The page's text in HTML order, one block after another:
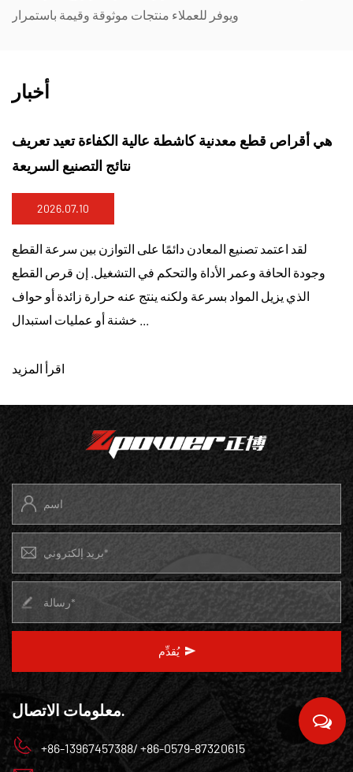
ويوفر للعملاء منتجات موثوقة وقيمة باستمرار
أخبار
هي أقراص قطع معدنية
لقد اعتمد تصنيع
وجودة الحافة وعمر
الذي يزيل المواد
الرفيعة جدًا بحيث تظل
جدًا على نطاق واسع في أعمال
من مقاومة القطع وتحسن جودة الحافة.
يجعل هامش الأمان أقرب إلى
يُقدِّم
معلومات الاتصال.
+86-13967457388/ +86-0579-87320615